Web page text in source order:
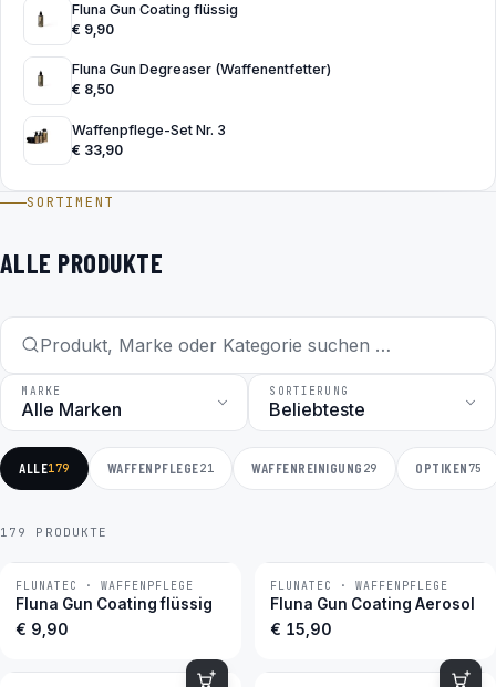
Fluna Gun Coating flüssig
€ 9,90
Fluna Gun Degreaser (Waffenentfetter)
€ 8,50
Waffenpflege-Set Nr. 3
€ 33,90
SORTIMENT
ALLE PRODUKTE
MARKE SORTIERUNG
ALLE179 WAFFENPFLEGE21 WAFFENREINIGUNG 29 OPTIKEN75
179 PRODUKTE
BESTSELLER
FLUNATEC · WAFFENPFLEGE
Fluna Gun Coating flüssig
€ 9,90
BESTSELLER
FLUNATEC · WAFFENPFLEGE
Fluna Gun Coating Aerosol
€ 15,90